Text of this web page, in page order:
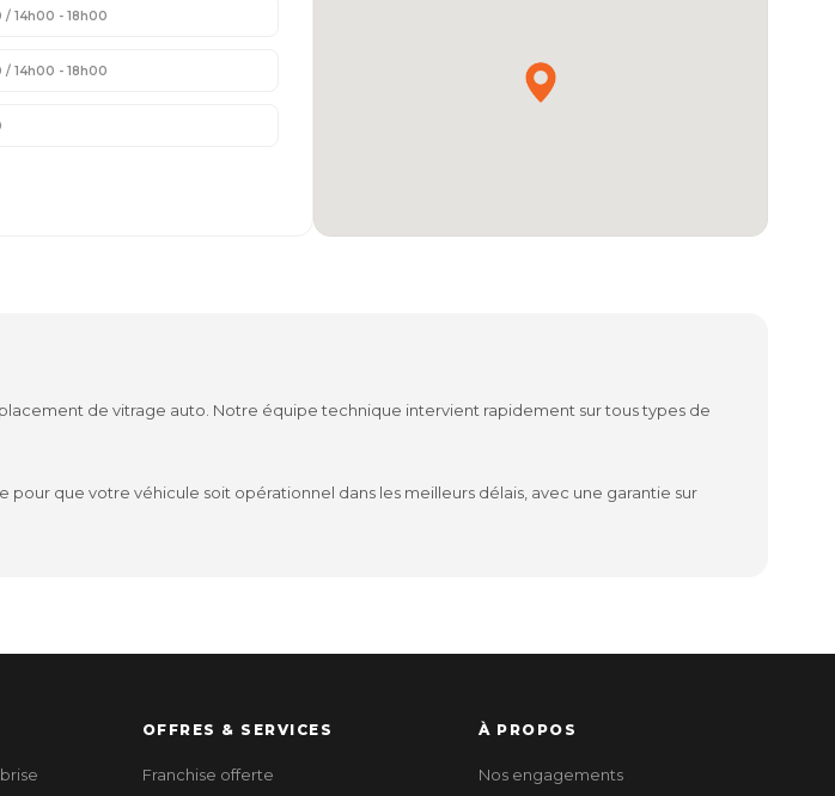
/ 14h00 - 18h00
/ 14h00 - 18h00
de vitrage auto. Notre équipe technique intervient rapidement sur tous types de
que votre véhicule soit opérationnel dans les meilleurs délais, avec une garantie sur
OFFRES & SERVICES
Franchise offerte
À PROPOS
Nos engagements